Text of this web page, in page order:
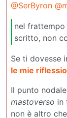
@SerByron
nel frattempo
scritto, non
Se ti dovesse
le mie
Il punto
mastoverso in
non è altro